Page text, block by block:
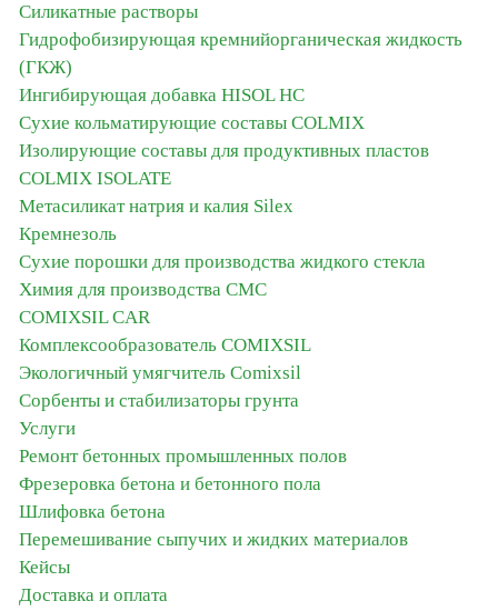
Силикатные растворы
Гидрофобизирующая кремнийорганическая жидкость
(ГКЖ)
Ингибирующая добавка HISOL HC
Сухие кольматирующие составы COLMIX
Изолирующие составы для продуктивных пластов
CОLMIX ISOLATE
Метасиликат натрия и калия Silex
Кремнезоль
Сухие порошки для производства жидкого стекла
Химия для производства СМС
COMIXSIL CAR
Комплексообразователь COMIXSIL
Экологичный умягчитель Сomixsil
Сорбенты и стабилизаторы грунта
Услуги
Ремонт бетонных промышленных полов
Фрезеровка бетона и бетонного пола
Шлифовка бетона
Перемешивание сыпучих и жидких материалов
Кейсы
Доставка и оплата